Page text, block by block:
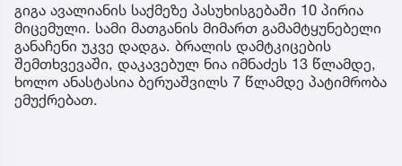
გიგა ავალიანის საქმეზე პასუხისგებაში 10 პირია
მიცემული. სამი მათგანის მიმართ გამამტყუნებელი
განაჩენი უკვე დადგა. ბრალის დამტკიცების
შემთხვევაში, დაკავებულ ნია იმნაძეს 13 წლამდე,
ხოლო ანასტასია ბერუაშვილს 7 წლამდე პატიმრობა
ემუქრებათ.